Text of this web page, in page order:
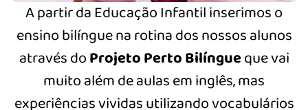
A partir da Educação Infantil inserimos o
ensino bilíngue na rotina dos nossos alunos
através doProjeto Perto Bilíngueque vai
muito além de aulas em inglês, mas
experiências vividas utilizando vocabulários